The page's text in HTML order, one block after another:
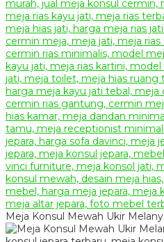
Meja Konsul Mewah Ukir Melany